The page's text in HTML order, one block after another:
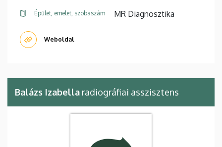
Épület, emelet, szobaszám MR Diagnosztika
Weboldal
Balázs Izabella radiográfiai asszisztens